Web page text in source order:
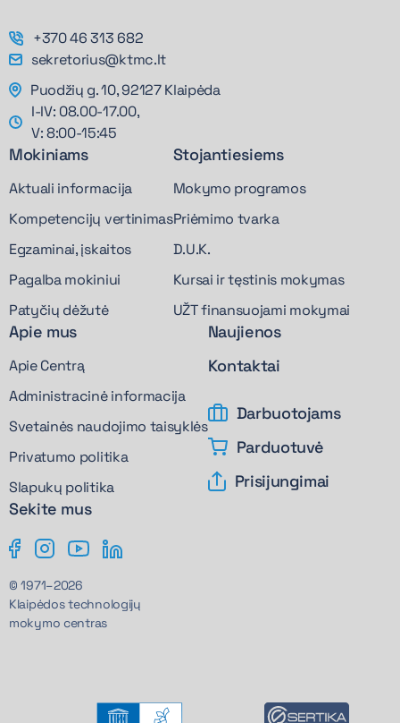
+370 46 313 682
sekretorius@ktmc.lt
Puodžių g. 10, 92127 Klaipėda
I-IV: 08.00-17.00,
V: 8:00-15:45
Mokiniams
Aktuali informacija
Kompetencijų vertinimas
Egzaminai, įskaitos
Pagalba mokiniui
Patyčių dėžutė
Stojantiesiems
Mokymo programos
Priėmimo tvarka
D.U.K.
Kursai ir tęstinis mokymas
UŽT finansuojami mokymai
Apie mus
Apie Centrą
Administracinė informacija
Svetainės naudojimo taisyklės
Privatumo politika
Slapukų politika
Naujienos
Kontaktai
Darbuotojams
Parduotuvė
Prisijungimai
Sekite mus
© 1971–2026
Klaipėdos technologijų
mokymo centras